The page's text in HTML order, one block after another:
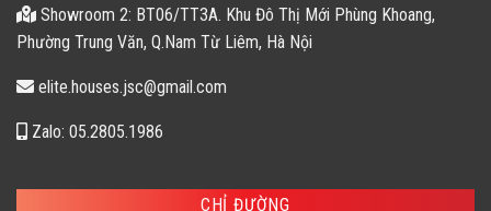
Showroom 2: BT06/TT3A. Khu Đô Thị Mới Phùng Khoang,
Phường Trung Văn, Q.Nam Từ Liêm, Hà Nội
elite.houses.jsc@gmail.com
Zalo: 05.2805.1986
CHỈ ĐƯỜNG